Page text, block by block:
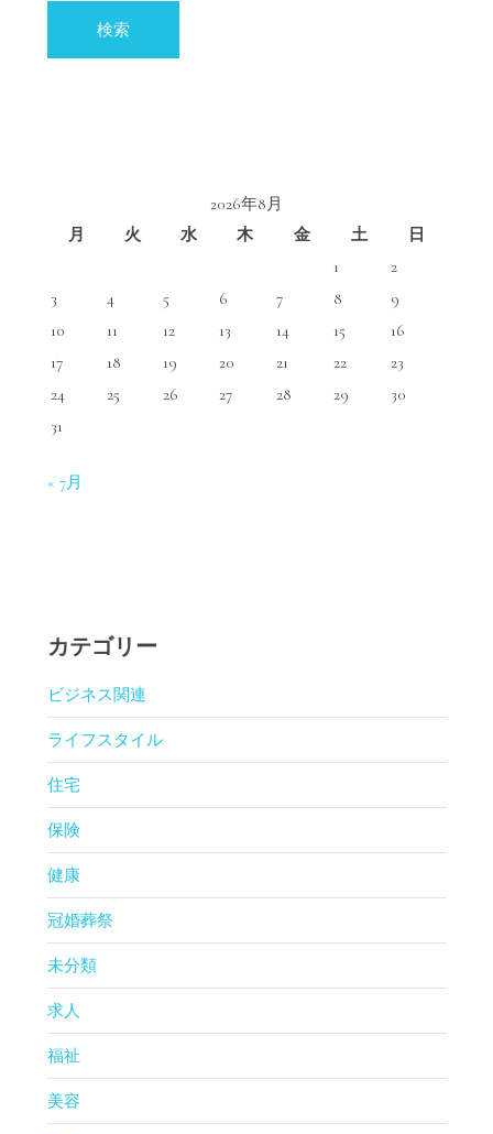
2026年8月
月
火 水 木 金 土
日
1
2
3
4 5 6 7 8
9
10
11 12 13 14 15
16
17
18 19 20 21 22
23
24
25 26 27 28 29
30
31
« 7月
カテゴリー
ビジネス関連
ライフスタイル
住宅
保険
健康
冠婚葬祭
未分類
求人
福祉
美容